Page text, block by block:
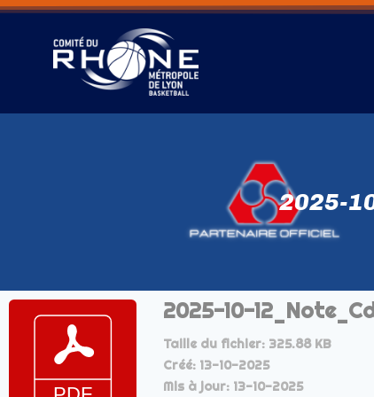
2025-
2025-10-
Taille du fichier: 325.88 KB
Créé: 13-10-2025
Mis à jour: 13-10-2025